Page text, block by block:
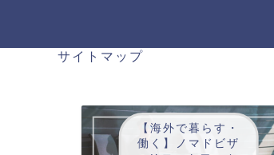
サイトマップ
【海外で暮らす・
働く】ノマドビザ